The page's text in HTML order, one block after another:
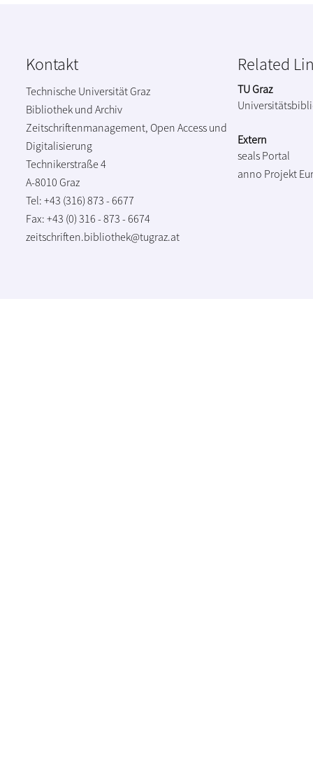
Kontakt
Technische Universität Graz
Bibliothek und Archiv
Zeitschriftenmanagement, Open Access und
Digitalisierung
Technikerstraße 4
A-8010 Graz
Tel: +43 (316) 873 - 6677
Fax: +43 (0) 316 - 873 - 6674
zeitschriften.bibliothek@tugraz.at
Related
TU Graz
Extern
seals Portal
anno Projekt